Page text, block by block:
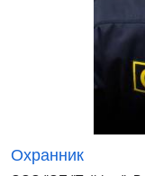
Охранник